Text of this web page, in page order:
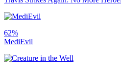
62%
MediEvil